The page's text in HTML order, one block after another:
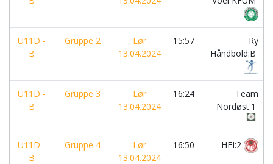
U11D -
B
Gruppe 2
Lør
13.04.2024
15:57
Ry
Håndbold:B
U11D -
B
Gruppe 3
Lør
13.04.2024
16:24
Team
Nordøst:1
U11D -
B
Gruppe 4
Lør
13.04.2024
16:50 HEI:2